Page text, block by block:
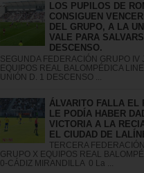
LOS PUPILOS DE
CONSIGUEN
DEL GRUPO, A LA
VALE PARA
DESCENSO.
SEGUNDA FEDERACIÓN GRUPO IV
EQUIPOS REAL BALOMPÉDICA
UNIÓN D. 1 DESCENSO ...
ÁLVARITO FALLA EL
LE PODÍA HABER
VICTORIA A LA
EL CIUDAD DE
TERCERA
GRUPO X EQUIPOS REAL
0-CÁDIZ MIRANDILLA 0 La ...